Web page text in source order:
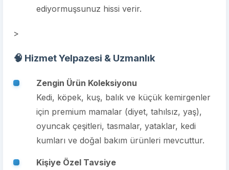
ediyormuşsunuz hissi verir.
>
🧠 Hizmet Yelpazesi & Uzmanlık
Zengin Ürün Koleksiyonu
Kedi, köpek, kuş, balık ve küçük kemirgenler
için premium mamalar (diyet, tahılsız, yaş),
oyuncak çeşitleri, tasmalar, yataklar, kedi
kumları ve doğal bakım ürünleri mevcuttur.
Kişiye Özel Tavsiye